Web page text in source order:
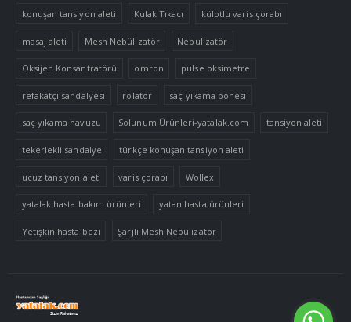
konuşan tansiyon aleti Kulak Tıkacı külotlu varis çorabı
masaj aleti Mesh Nebülizatör Nebulizatör
Oksijen Konsantratörü omron pulse oksimetre
refakatçi sandalyesi rolatör saç yıkama bonesi
saç yıkama havuzu Solunum Ürünleri-yatalak.com tansiyon aleti
tekerlekli sandalye türkçe konuşan tansiyon aleti
ucuz tansiyon aleti varis çorabı Wollex
yatalak hasta bakım ürünleri yatan hasta ürünleri
Yetişkin hasta bezi Şarjlı Mesh Nebulizatör